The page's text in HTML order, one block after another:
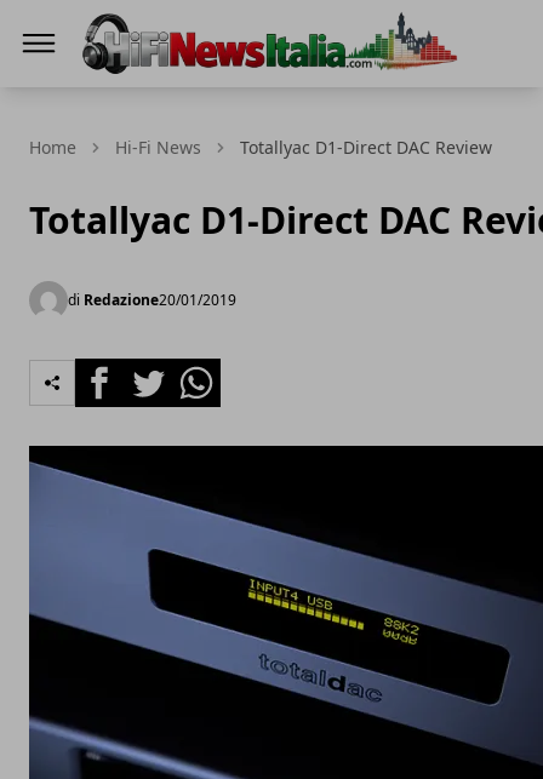
Home Hi-Fi News Totallyac D1-Direct DAC Review
Totallyac D1-Direct DAC
di Redazione20/01/2019
FacebookTwitterWhatsapp